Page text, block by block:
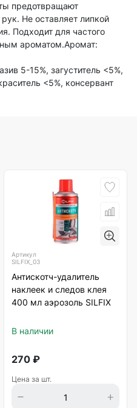
предотвращают
Не оставляет липкой
Подходит для частого
ароматом.Аромат:
5-15%, загуститель <5%,
<5%, консервант
Артикул
SILFIX_03
Антискотч-удалитель
наклеек и следов клея
400 мл аэрозоль SILFIX
В наличии
270 ₽
Цена за шт.